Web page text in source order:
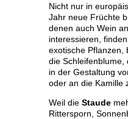
Nicht nur in
Jahr neue Früchte
denen auch Wein
interessieren,
exotische Pflanzen,
die Schleifenblume,
in der Gestaltung
oder an die Kamille
Weil die Staude
Rittersporn,